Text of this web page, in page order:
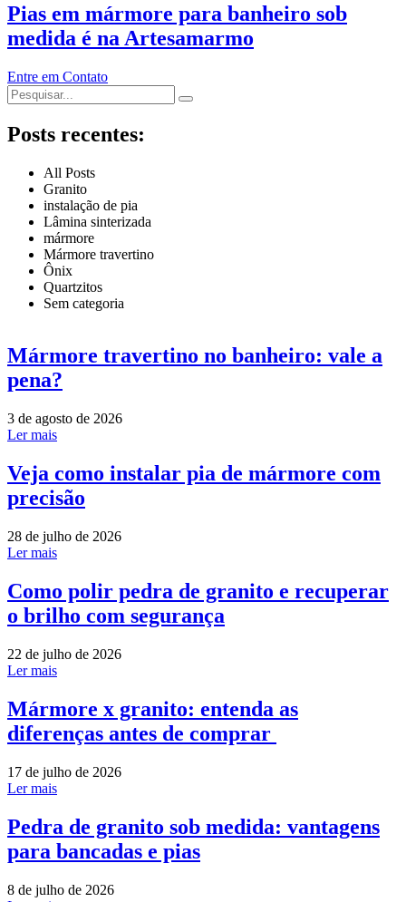
Pias em mármore para banheiro sob
medida é na Artesamarmo
Entre em Contato
Posts recentes:
All Posts
Granito
instalação de pia
Lâmina sinterizada
mármore
Mármore travertino
Ônix
Quartzitos
Sem categoria
Mármore travertino no banheiro: vale a
pena?
3 de agosto de 2026
Ler mais
Veja como instalar pia de mármore com
precisão
28 de julho de 2026
Ler mais
Como polir pedra de granito e recuperar
o brilho com segurança
22 de julho de 2026
Ler mais
Mármore x granito: entenda as
diferenças antes de comprar
17 de julho de 2026
Ler mais
Pedra de granito sob medida: vantagens
para bancadas e pias
8 de julho de 2026